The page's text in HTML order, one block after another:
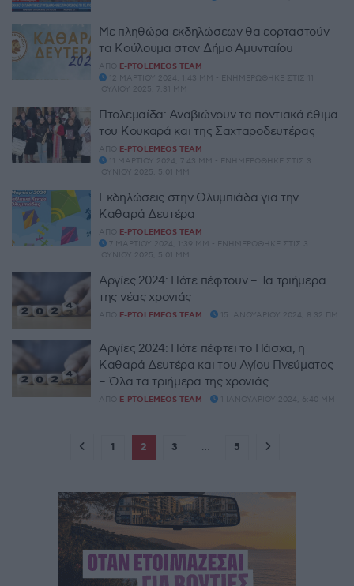
Με πληθώρα εκδηλώσεων θα εορταστούν
τα Κούλουμα στον Δήμο Αμυνταίου
ΑΠΌ E-PTOLEMEOS TEAM
12 ΜΑΡΤΊΟΥ 2024, 1:43 ΜΜ - ΕΝΗΜΕΡΏΘΗΚΕ ΣΤΙΣ 11
ΙΟΥΛΊΟΥ 2025, 7:31 ΜΜ
Πτολεμαΐδα: Αναβιώνουν τα ποντιακά έθιμα
του Κουκαρά και της Σαχταροδευτέρας
ΑΠΌ E-PTOLEMEOS TEAM
11 ΜΑΡΤΊΟΥ 2024, 7:43 ΜΜ - ΕΝΗΜΕΡΏΘΗΚΕ ΣΤΙΣ 3
ΙΟΥΝΊΟΥ 2025, 5:01 ΜΜ
Εκδηλώσεις στην Ολυμπιάδα για την
Καθαρά Δευτέρα
ΑΠΌ E-PTOLEMEOS TEAM
7 ΜΑΡΤΊΟΥ 2024, 1:39 ΜΜ - ΕΝΗΜΕΡΏΘΗΚΕ ΣΤΙΣ 3
ΙΟΥΝΊΟΥ 2025, 5:01 ΜΜ
Αργίες 2024: Πότε πέφτουν – Τα τριήμερα
της νέας χρονιάς
ΑΠΌ E-PTOLEMEOS TEAM 15 ΙΑΝΟΥΑΡΊΟΥ 2024, 8:32 ΠΜ
Αργίες 2024: Πότε πέφτει το Πάσχα, η
Καθαρά Δευτέρα και του Αγίου Πνεύματος
– Όλα τα τριήμερα της χρονιάς
ΑΠΌ E-PTOLEMEOS TEAM 1 ΙΑΝΟΥΑΡΊΟΥ 2024, 6:40 ΜΜ
1 2 3 … 5